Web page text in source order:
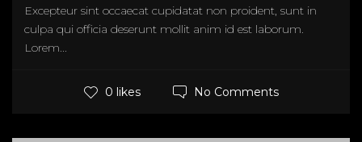
Excepteur sint occaecat cupidatat non proident, sunt in
culpa qui officia deserunt mollit anim id est laborum.
Lorem...
0 likes No Comments